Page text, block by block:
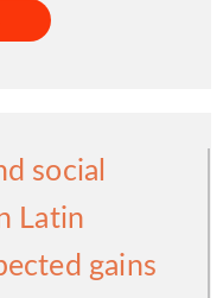
social
Latin
gains